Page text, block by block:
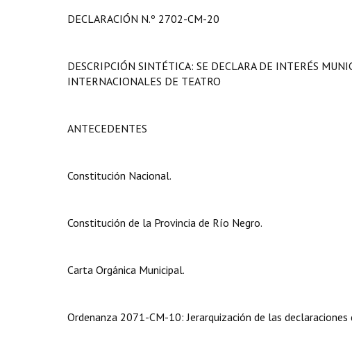
DECLARACIÓN N.º 2702-CM-20
DESCRIPCIÓN SINTÉTICA: SE DECLARA DE INTERÉS
INTERNACIONALES DE TEATRO
ANTECEDENTES
Constitución Nacional.
Constitución de la Provincia de Río Negro.
Carta Orgánica Municipal.
Ordenanza 2071-CM-10: Jerarquización de las